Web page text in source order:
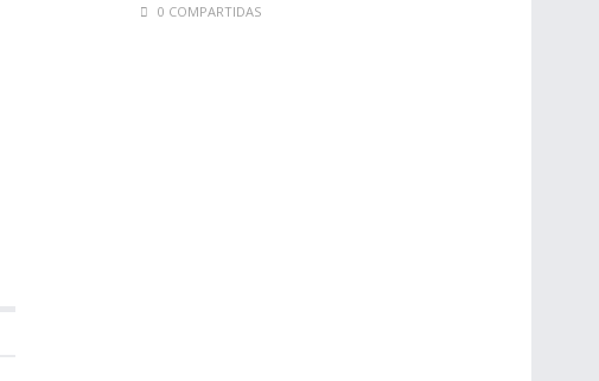
0 COMPARTIDAS